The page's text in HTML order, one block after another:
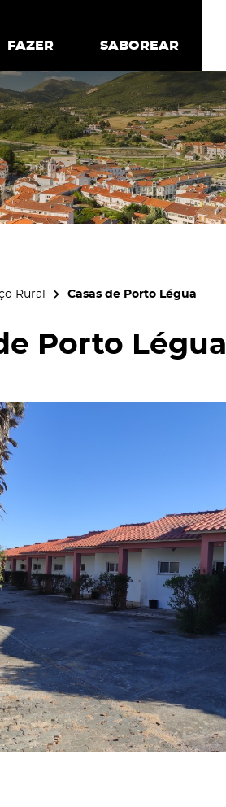
VISITAR FAZER SABOREAR
FAZER SABOREAR
Rural Casas de Porto Légua
Porto Légua